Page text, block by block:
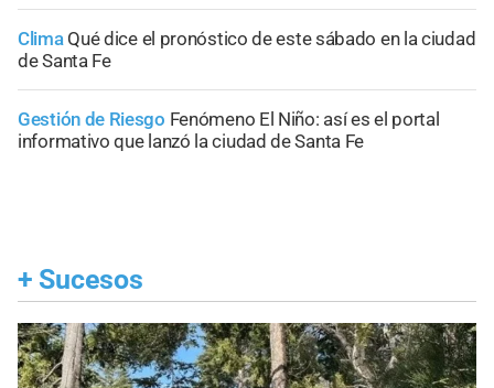
Clima Qué dice el pronóstico de este sábado en la ciudad
de Santa Fe
Gestión de Riesgo Fenómeno El Niño: así es el portal
informativo que lanzó la ciudad de Santa Fe
+ Sucesos